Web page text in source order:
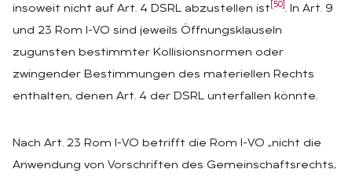
insoweit nicht auf Art. 4 DSRL abzustellen ist [50] . In Art. 9
und 23 Rom I-VO sind jeweils Öffnungsklauseln
zugunsten bestimmter Kollisionsnormen oder
zwingender Bestimmungen des materiellen Rechts
enthalten, denen Art. 4 der DSRL unterfallen könnte.
Nach Art. 23 Rom I-VO betrifft die Rom I-VO „nicht die
Anwendung von Vorschriften des Gemeinschaftsrechts,